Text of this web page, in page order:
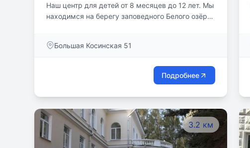
Наш центр для детей от 8 месяцев до 12 лет. Мы
находимся на берегу заповедного Белого озёра,
Бережно помогаем каждому ребенку найти
Большая Косинская 51
Подробнее
3.2 км